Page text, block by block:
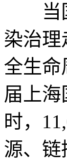
当国
染治
全生命
届上
时，
源、链